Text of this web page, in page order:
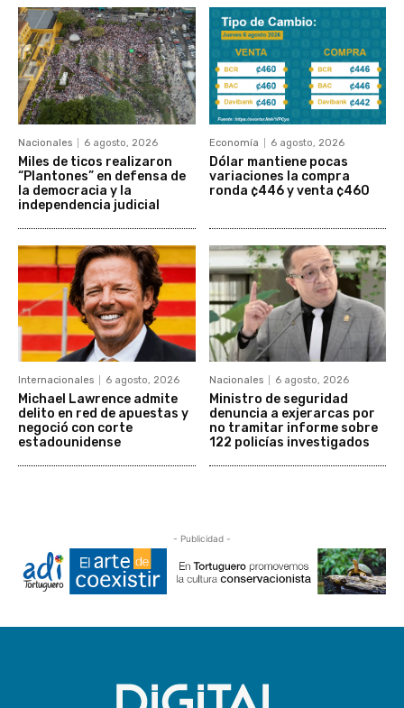
Nacionales 6 agosto, 2026
Miles de ticos realizaron
“Plantones” en defensa de
la democracia y la
independencia judicial
Economía 6 agosto, 2026
Dólar mantiene pocas
variaciones la compra
ronda ¢446 y venta ¢460
Internacionales 6 agosto, 2026
Michael Lawrence admite
delito en red de apuestas y
negoció con corte
estadounidense
Nacionales 6 agosto, 2026
Ministro de seguridad
denuncia a exjerarcas por
no tramitar informe sobre
122 policías investigados
- Publicidad -